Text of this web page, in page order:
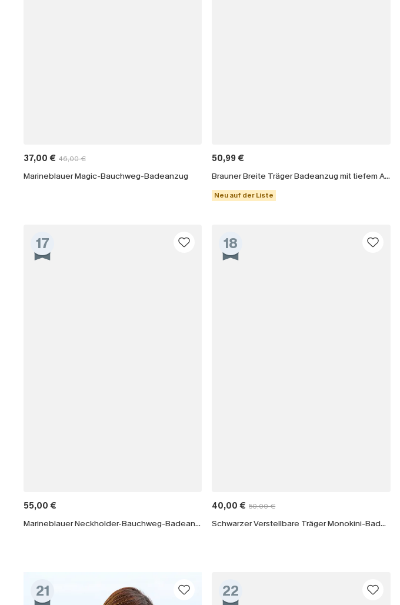
37,00 € 46,00 €
Marineblauer Magic-Bauchweg-Badeanzug
50,99 €
Brauner Breite Träger Badeanzug mit tiefem Ausschnitt
Neu auf der Liste
17
55,00 €
Marineblauer Neckholder-Bauchweg-Badeanzug
18
40,00 € 50,00 €
Schwarzer Verstellbare Träger Monokini-Badeanzug
21 22